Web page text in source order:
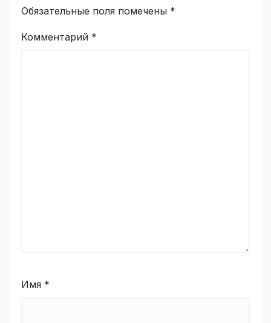
Обязательные поля помечены *
Комментарий *
Имя *